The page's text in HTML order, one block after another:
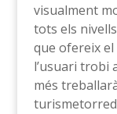
visualment
tots els
que ofereix
l’usuari trobi
més